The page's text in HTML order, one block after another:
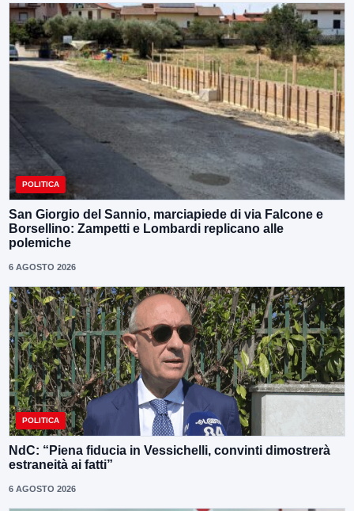
POLITICA
San Giorgio del Sannio, marciapiede di via Falcone e
Borsellino: Zampetti e Lombardi replicano alle
polemiche
6 AGOSTO 2026
POLITICA
NdC: “Piena fiducia in Vessichelli, convinti dimostrerà
estraneità ai fatti”
6 AGOSTO 2026